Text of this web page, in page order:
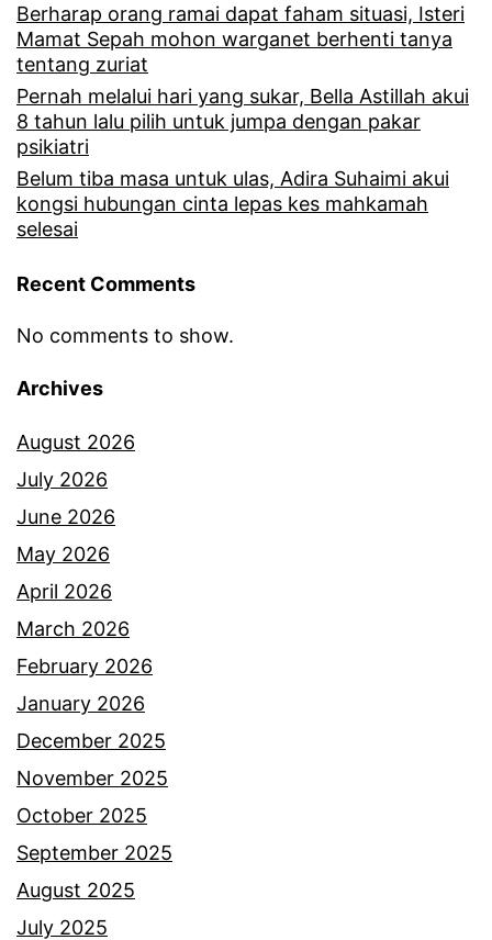
Berharap orang ramai dapat faham situasi, Isteri
Mamat Sepah mohon warganet berhenti tanya
tentang zuriat
Pernah melalui hari yang sukar, Bella Astillah akui
8 tahun lalu pilih untuk jumpa dengan pakar
psikiatri
Belum tiba masa untuk ulas, Adira Suhaimi akui
kongsi hubungan cinta lepas kes mahkamah
selesai
Recent Comments
No comments to show.
Archives
August 2026
July 2026
June 2026
May 2026
April 2026
March 2026
February 2026
January 2026
December 2025
November 2025
October 2025
September 2025
August 2025
July 2025